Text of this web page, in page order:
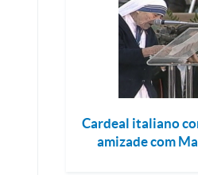
Cardeal italiano
amizade com